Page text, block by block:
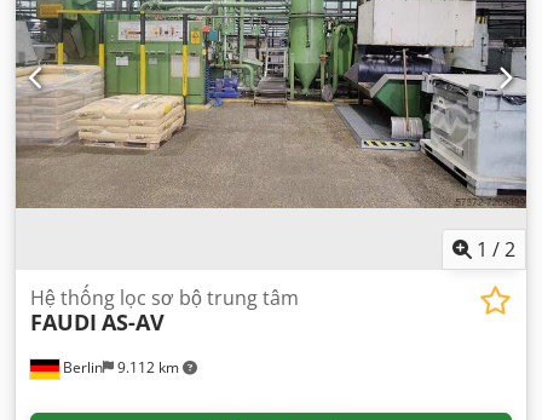
1 /2
Berlin 9.112 km
Hệ thống lọc sơ bộ trung tâm
FAUDI AS-AV